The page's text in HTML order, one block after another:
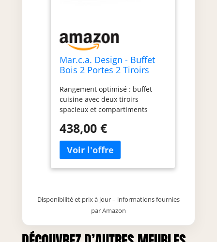
Mar.c.a. Design - Buffet
Bois 2 Portes 2 Tiroirs
Salle à Manger Style
Classique - Made in Italy
Rangement optimisé : buffet
cuisine avec deux tiroirs
spacieux et compartiments
permettant de garder ordre et
fonctionnalité dans chaque
pièce de la maison Style
lumineux : buffet blanc bois qui
apporte clarté et élégance
avec une touche raffinée et
décorative Fabrication fiable :
438,00 €
Disponibilité et prix à jour – informations fournies
par Amazon